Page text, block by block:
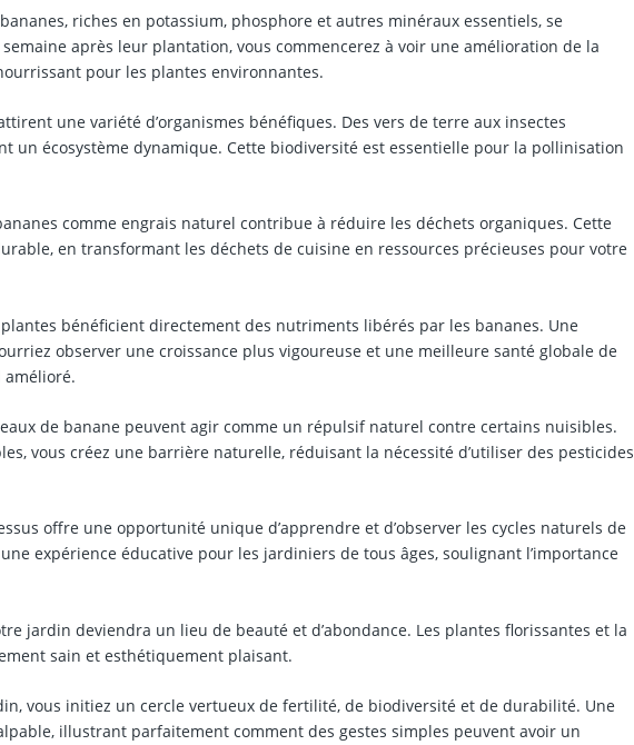
riches en potassium, phosphore et autres minéraux essentiels, se
après leur plantation, vous commencerez à voir une amélioration de la
pour les plantes environnantes.
une variété d’organismes bénéfiques. Des vers de terre aux insectes
un écosystème dynamique. Cette biodiversité est essentielle pour la pollinisation
comme engrais naturel contribue à réduire les déchets organiques. Cette
en transformant les déchets de cuisine en ressources précieuses pour votre
plantes bénéficient directement des nutriments libérés par les bananes. Une
observer une croissance plus vigoureuse et une meilleure santé globale de
amélioré.
de banane peuvent agir comme un répulsif naturel contre certains nuisibles.
vous créez une barrière naturelle, réduisant la nécessité d’utiliser des pesticides
offre une opportunité unique d’apprendre et d’observer les cycles naturels de
expérience éducative pour les jardiniers de tous âges, soulignant l’importance
jardin deviendra un lieu de beauté et d’abondance. Les plantes florissantes et la
sain et esthétiquement plaisant.
vous initiez un cercle vertueux de fertilité, de biodiversité et de durabilité. Une
illustrant parfaitement comment des gestes simples peuvent avoir un